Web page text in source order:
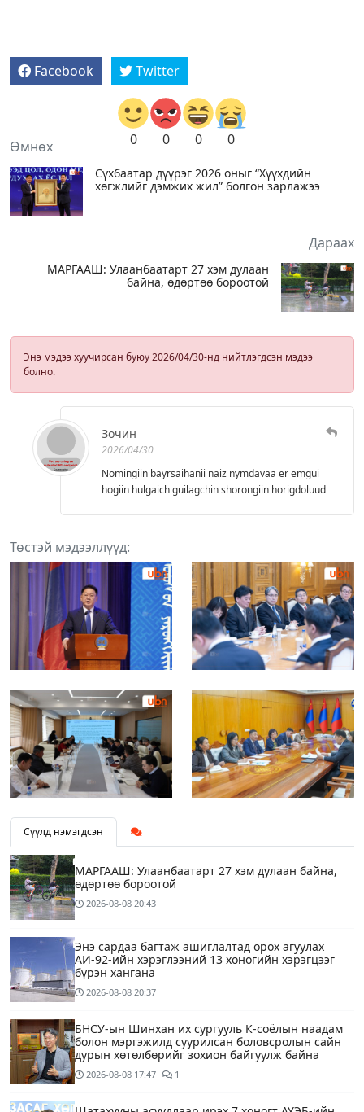
Facebook Twitter
0 0 0 0
Өмнөх
Сүхбаатар дүүрэг 2026 оныг “Хүүхдийн
хөгжлийг дэмжих жил” болгон зарлажээ
Дараах
МАРГААШ: Улаанбаатарт 27 хэм дулаан
байна, өдөртөө бороотой
Энэ мэдээ хуучирсан буюу 2026/04/30-нд нийтлэгдсэн мэдээ
болно.
Зочин
2026/04/30
Nomingiin bayrsaihanii naiz nymdavaa er emgui
hogiin hulgaich guilagchin shorongiin horigdoluud
Төстэй мэдээллүүд:
Сүүлд нэмэгдсэн
МАРГААШ: Улаанбаатарт 27 хэм дулаан байна,
өдөртөө бороотой
2026-08-08 20:43
Энэ сардаа багтаж ашиглалтад орох агуулах
АИ-92-ийн хэрэглээний 13 хоногийн хэрэгцээг
бүрэн хангана
2026-08-08 20:37
БНСУ-ын Шинхан их сургууль К-соёлын наадам
болон мэргэжилд суурилсан боловсролын сайн
дурын хөтөлбөрийг зохион байгуулж байна
2026-08-08 17:47 1